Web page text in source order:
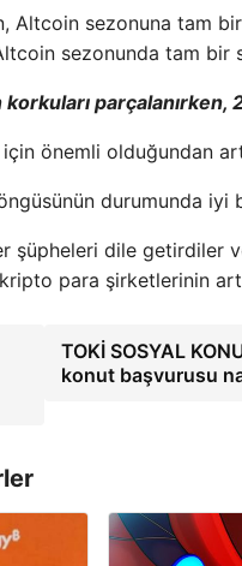
Altcoin sezonuna tam
sezonunda tam
önemli olduğundan
durumunda
şüpheleri dile getirdiler
kripto para şirketlerinin
TOKİ SOSYAL
konut başvurusu